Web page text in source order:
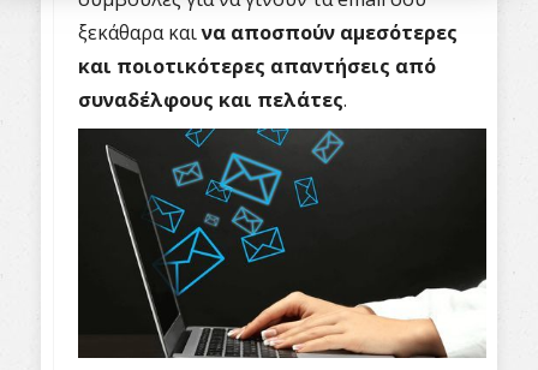
ξεκάθαρα καινα αποσπούν αμεσότερες
και ποιοτικότερες απαντήσεις από
συναδέλφους και πελάτες.